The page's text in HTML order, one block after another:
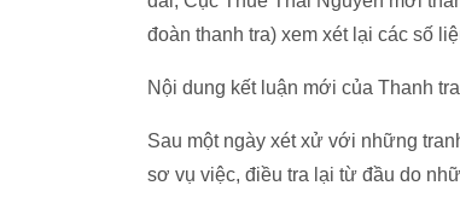
đoàn thanh tra) xem xét lại các số
Nội dung kết luận mới của Thanh
Sau một ngày xét xử với những
sơ vụ việc, điều tra lại từ đầu do